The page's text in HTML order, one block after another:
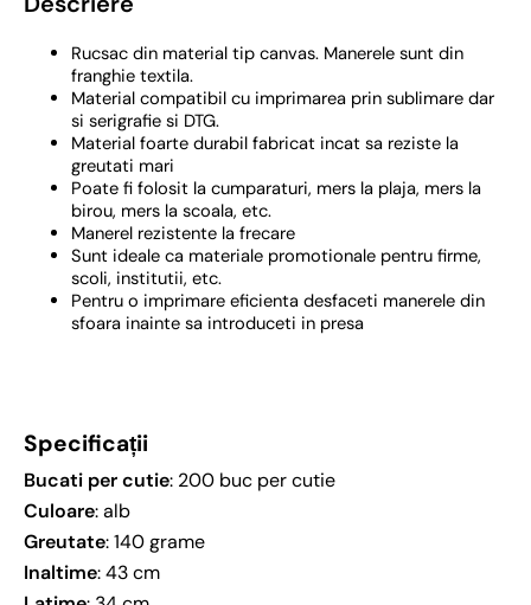
Rucsac din material tip canvas. Manerele sunt din
franghie textila.
Material compatibil cu imprimarea prin sublimare dar
si serigrafie si DTG.
Material foarte durabil fabricat incat sa reziste la
greutati mari
Poate fi folosit la cumparaturi, mers la plaja, mers la
birou, mers la scoala, etc.
Manerel rezistente la frecare
Sunt ideale ca materiale promotionale pentru firme,
scoli, institutii, etc.
Pentru o imprimare eficienta desfaceti manerele din
sfoara inainte sa introduceti in presa
Specificații
Bucati per cutie: 200 buc per cutie
Culoare: alb
Greutate: 140 grame
Inaltime: 43 cm